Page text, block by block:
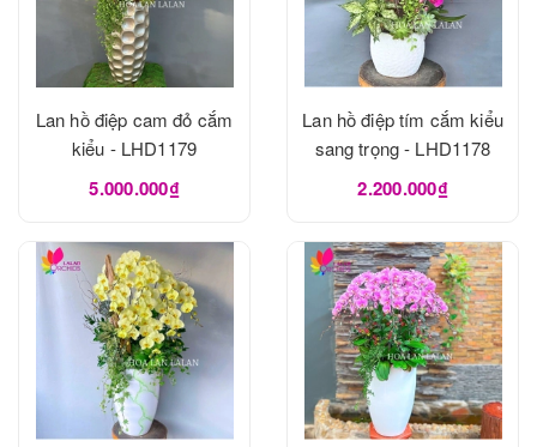
Lan hồ điệp cam đỏ cắm
kiểu - LHD1179
5.000.000₫
Lan hồ điệp tím cắm kiểu
sang trọng - LHD1178
2.200.000₫